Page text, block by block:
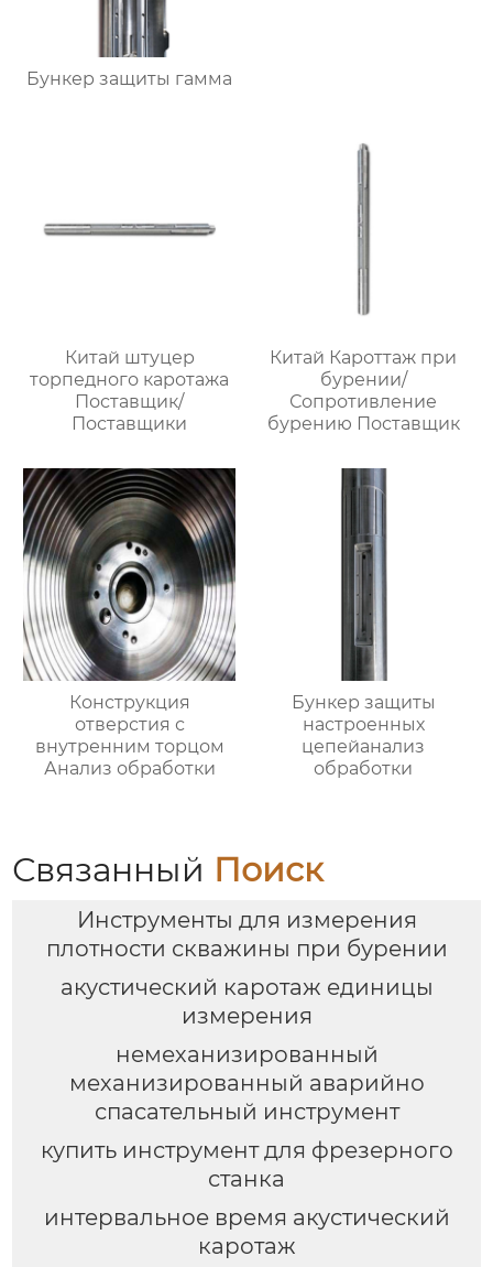
Бункер защиты гамма
Китай штуцер
торпедного каротажа
Поставщик/
Поставщики
Китай Кароттаж при
бурении/
Сопротивление
бурению Поставщик
Конструкция
отверстия с
внутренним торцом
Анализ обработки
Бункер защиты
настроенных
цепейанализ
обработки
Связанный Поиск
Инструменты для измерения
плотности скважины при бурении
акустический каротаж единицы
измерения
немеханизированный
механизированный аварийно
спасательный инструмент
купить инструмент для фрезерного
станка
интервальное время акустический
каротаж